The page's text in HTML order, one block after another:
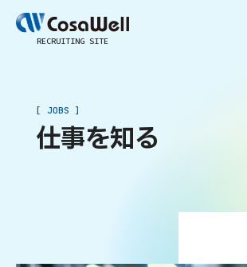
RECRUITING SITE
[ JOBS ]
仕事を知る